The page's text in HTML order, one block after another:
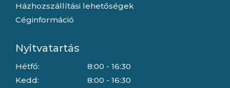
Házhozszállítási lehetőségek
Céginformáció
Nyitvatartás
Hétfő:
Kedd:
8:00 - 16:30
8:00 - 16:30